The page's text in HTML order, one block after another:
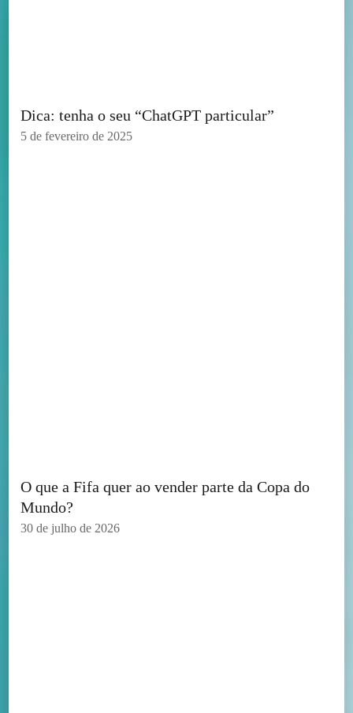
Dica: tenha o seu “ChatGPT particular”
5 de fevereiro de 2025
O que a Fifa quer ao vender parte da Copa do
Mundo?
30 de julho de 2026